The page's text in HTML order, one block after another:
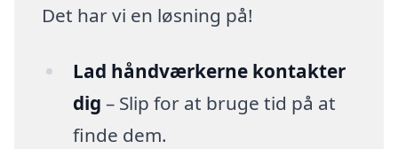
Det har vi en løsning på!
Lad håndværkerne kontakter
dig – Slip for at bruge tid på at
finde dem.